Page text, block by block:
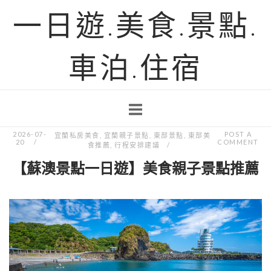
一日遊.美食.景點.
車泊.住宿
2026-07-
20
宜蘭私房美食 宜蘭親子景點 東部景點
東部美
食推薦
,行程安排建議
POST A
COMMENT
【蘇澳景點一日遊】美食親子景點推薦